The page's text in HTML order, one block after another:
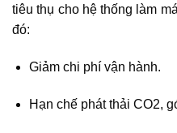
tiêu thụ cho hệ thống làm
đó:
Giảm chi phí vận hành.
Hạn chế phát thải CO2,